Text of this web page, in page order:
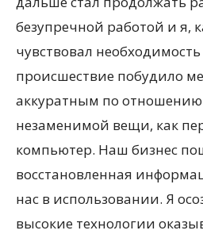
безупречной работой и я,
чувствовал
происшествие побудило
аккуратным по отношению
незаменимой вещи, как
компьютер. Наш бизнес
восстановленная
нас в использовании. Я
высокие технологии